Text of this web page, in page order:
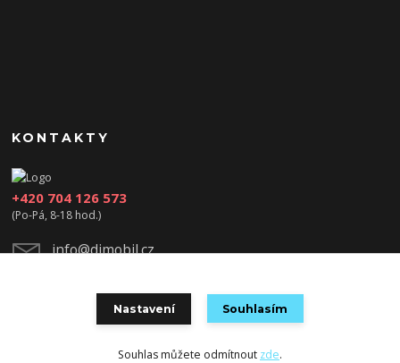
KONTAKTY
+420 704 126 573
(Po-Pá, 8-18 hod.)
info@djmobil.cz
Nastavení Souhlasím
Souhlas můžete odmítnout zde.